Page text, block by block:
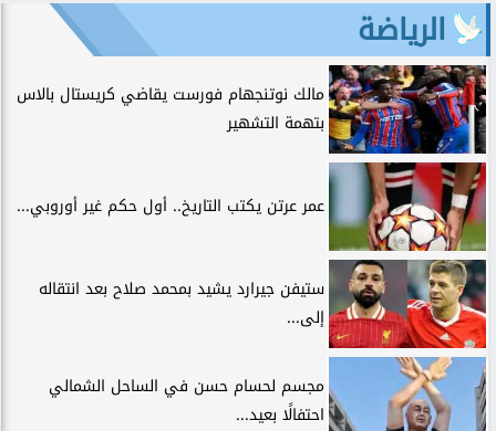
الرياضة
مالك نوتنجهام فورست يقاضي كريستال بالاس
بتهمة التشهير
عمر عرتن يكتب التاريخ.. أول حكم غير أوروبي...
ستيفن جيرارد يشيد بمحمد صلاح بعد انتقاله
إلى...
مجسم لحسام حسن في الساحل الشمالي
احتفالًا بعيد...